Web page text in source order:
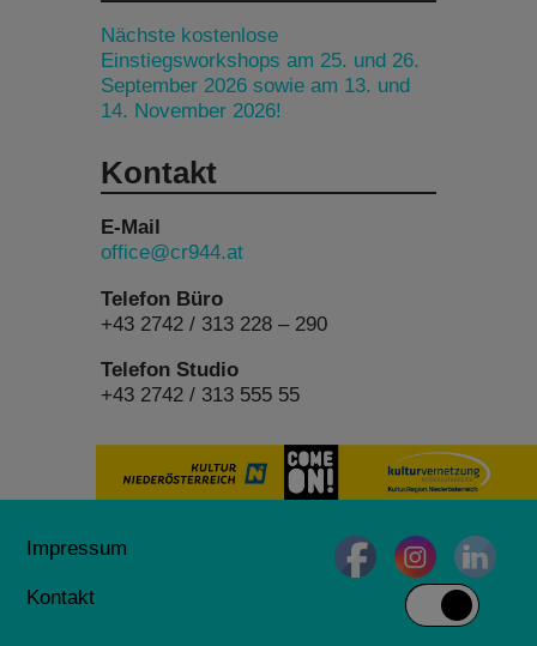
Nächste kostenlose
Einstiegsworkshops am 25. und 26.
September 2026 sowie am 13. und
14. November 2026!
Kontakt
E-Mail
office@cr944.at
Telefon Büro
+43 2742 / 313 228 – 290
Telefon Studio
+43 2742 / 313 555 55
Impressum
Kontakt